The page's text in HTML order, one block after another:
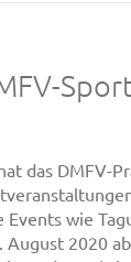
das DMFV-
wie
2020